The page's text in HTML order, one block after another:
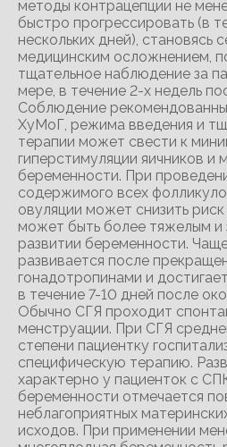
методы контрацепции не
быстро прогрессировать (в
нескольких дней), становясь
медицинским осложнением,
тщательное наблюдение за
мере, в течение 2-х недель
Соблюдение
ХуМоГ, режима введения и
терапии может свести к
гиперстимуляции яичников и
беременности. При
содержимого всех
овуляции может снизить
может быть более тяжелым и
развитии беременности.
развивается после
гонадотропинами и
в течение 7-10 дней после
Обычно СГЯ проходит
менструации. При СГЯ
степени пациентку
специфическую терапию.
характерно у пациенток с
беременности отмечается
неблагоприятных
исходов. При применении